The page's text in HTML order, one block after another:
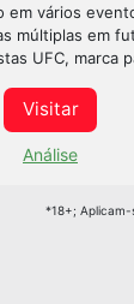
em vários
múltiplas em
UFC, marca
Visitar
Análise
*18+; Aplicam-